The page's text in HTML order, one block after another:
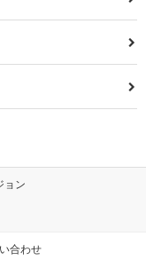
ョン
合わせ